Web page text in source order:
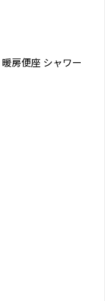
暖房便座 シャワー